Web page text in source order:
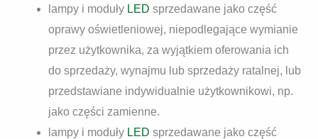
lampy i moduły LED sprzedawane jako część
oprawy oświetleniowej, niepodlegające wymianie
przez użytkownika, za wyjątkiem oferowania ich
do sprzedaży, wynajmu lub sprzedaży ratalnej, lub
przedstawiane indywidualnie użytkownikowi, np.
jako części zamienne.
lampy i moduły LED sprzedawane jako część